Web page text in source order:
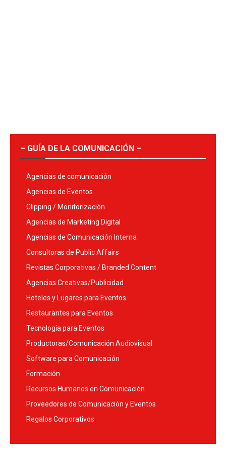
– GUÍA DE LA COMUNICACIÓN –
Agencias de comunicación
Agencias de Eventos
Clipping / Monitorización
Agencias de Marketing Digital
Agencias de Comunicación Interna
Consultoras de Public Affairs
Revistas Corporativas / Branded Content
Agencias Creativas/Publicidad
Hoteles y Lugares para Eventos
Restaurantes para Eventos
Tecnología para Eventos
Productoras/Comunicación Audiovisual
Software para Comunicación
Formación
Recursos Humanos en Comunicación
Proveedores de Comunicación y Eventos
Regalos Corporativos